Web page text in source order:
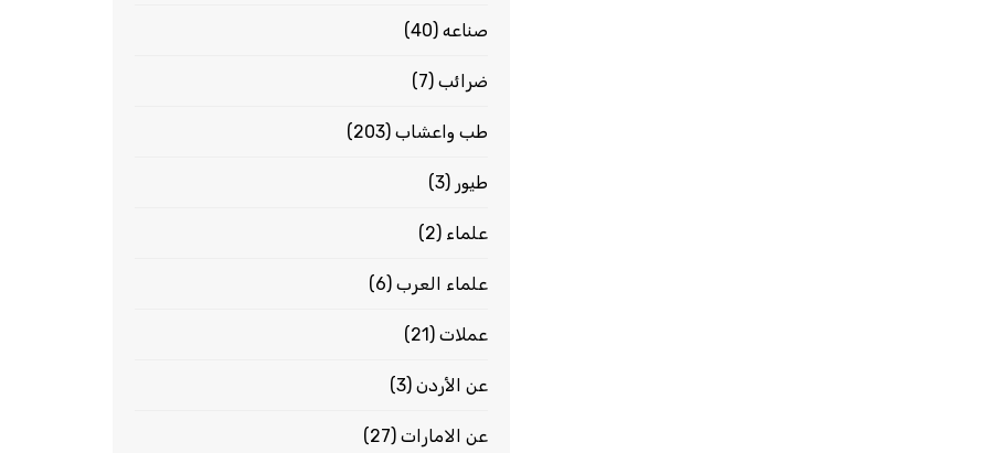
صناعه (40)
ضرائب (7)
طب واعشاب (203)
طيور (3)
علماء (2)
علماء العرب (6)
عملات (21)
عن الأردن (3)
عن الامارات (27)